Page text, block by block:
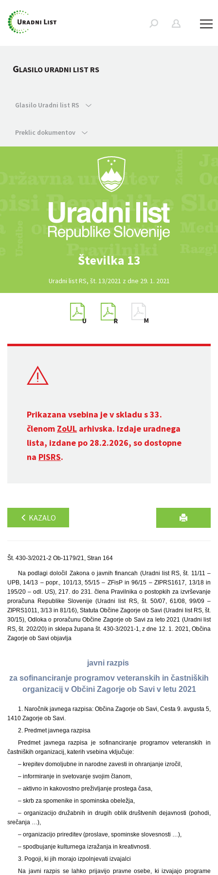
GLASILO URADNI LIST RS
Glasilo Uradni list RS
Preklic dokumentov
Številka 13
Uradni list RS, št. 13/2021 z dne 29. 1. 2021
Prikazana vsebina je v skladu s 33.
členom ZoUL arhivska. Izdaje uradnega
lista, izdane po 28.2.2026, so dostopne
na PISRS.
KAZALO
Št. 430-3/2021-2 Ob-1179/21, Stran 164
Na podlagi določil Zakona o javnih financah (Uradni list RS, št. 11/11 –
UPB, 14/13 – popr., 101/13, 55/15 – ZFisP in 96/15 – ZIPRS1617, 13/18 in
195/20 – odl. US), 217. do 231. člena Pravilnika o postopkih za izvrševanje
proračuna Republike Slovenije (Uradni list RS, št. 50/07, 61/08, 99/09 –
ZIPRS1011, 3/13 in 81/16), Statuta Občine Zagorje ob Savi (Uradni list RS, št.
30/15), Odloka o proračunu Občine Zagorje ob Savi za leto 2021 (Uradni list
RS, št. 202/20) in sklepa župana št. 430-3/2021-1, z dne 12. 1. 2021, Občina
Zagorje ob Savi objavlja
javni razpis
za sofinanciranje programov veteranskih in častniških
organizacij v Občini Zagorje ob Savi v letu 2021
1. Naročnik javnega razpisa: Občina Zagorje ob Savi, Cesta 9. avgusta 5,
1410 Zagorje ob Savi.
2. Predmet javnega razpisa
Predmet javnega razpisa je sofinanciranje programov veteranskih in
častniških organizacij, katerih vsebina vključuje:
– krepitev domoljubne in narodne zavesti in ohranjanje izročil,
– informiranje in svetovanje svojim članom,
– aktivno in kakovostno preživljanje prostega časa,
– skrb za spomenike in spominska obeležja,
– organizacijo družabnih in drugih oblik društvenih dejavnosti (pohodi,
srečanja …),
– organizacijo prireditev (proslave, spominske slovesnosti …),
– spodbujanje kulturnega izražanja in kreativnosti.
3. Pogoji, ki jih morajo izpolnjevati izvajalci
Na javni razpis se lahko prijavijo pravne osebe, ki izvajajo programe